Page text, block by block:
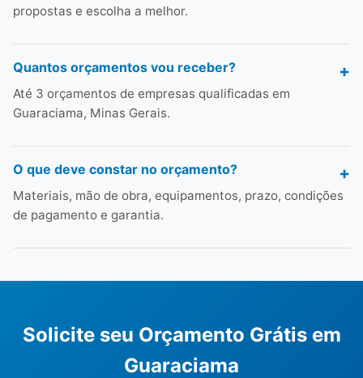
propostas e escolha a melhor.
Quantos orçamentos vou receber?
Até 3 orçamentos de empresas qualificadas em
Guaraciama, Minas Gerais.
O que deve constar no orçamento?
Materiais, mão de obra, equipamentos, prazo, condições
de pagamento e garantia.
Solicite seu Orçamento Grátis em
Guaraciama